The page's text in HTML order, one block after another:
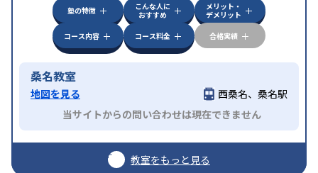
塾の特徴
こんな人に
おすすめ
メリット・
デメリット
コース内容
コース料金 合格実績
桑名教室
地図を見る
西桑名、桑名駅
当サイトからの問い合わせは現在できません
教室をもっと見る